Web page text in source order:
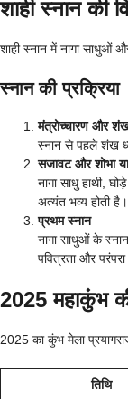
शाही स्नान की
शाही स्नान में नागा साधुओं
स्नान की प्रक्रिया
मंत्रोच्चारण और
स्नान से पहले शंख
सजावट और शोभा
नागा साधु हाथी,
अत्यंत भव्य होती है।
प्रथम स्नान
नागा साधुओं के
पवित्रता और
2025 महाकुंभ
2025 का कुंभ मेला
तिथि